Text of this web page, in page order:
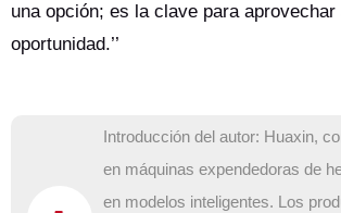
una opción; es la clave para
oportunidad.’’
Introducción del autor: Huaxin,
en máquinas expendedoras de
en modelos inteligentes. Los